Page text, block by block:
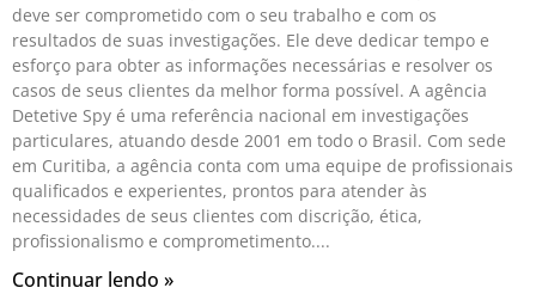
deve ser comprometido com o seu trabalho e com os
resultados de suas investigações. Ele deve dedicar tempo e
esforço para obter as informações necessárias e resolver os
casos de seus clientes da melhor forma possível. A agência
Detetive Spy é uma referência nacional em investigações
particulares, atuando desde 2001 em todo o Brasil. Com sede
em Curitiba, a agência conta com uma equipe de profissionais
qualificados e experientes, prontos para atender às
necessidades de seus clientes com discrição, ética,
profissionalismo e comprometimento.
Continuar lendo »